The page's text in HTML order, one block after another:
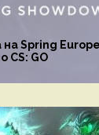
Spring
CS: GO